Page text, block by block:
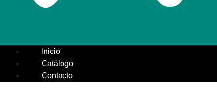
Inicio
Catálogo
Contacto